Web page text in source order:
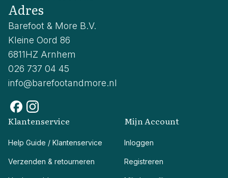
Adres
Barefoot & More B.V.
Kleine Oord 86
6811HZ Arnhem
026 737 04 45
info@barefootandmore.nl
Klantenservice
Help Guide / Klantenservice
Verzenden & retourneren
Mijn Account
Inloggen
Registreren